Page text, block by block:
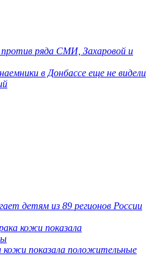
против ряда СМИ, Захаровой и
в Донбассе еще не видели
детям из 89 регионов России
кожи показала положительные